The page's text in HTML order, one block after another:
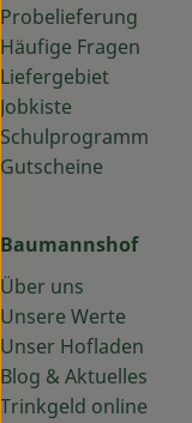
Probelieferung
Häufige Fragen
Liefergebiet
Jobkiste
Schulprogramm
Gutscheine
Baumannshof
Über uns
Unsere Werte
Unser Hofladen
Blog & Aktuelles
Trinkgeld online